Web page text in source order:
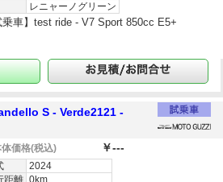
レニャーノグリーン
乗車】test ride - V7 Sport 850cc E5+
S - Verde2121 -
価格(税込) ￥---
2024
距離 0km